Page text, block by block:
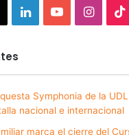
LinkedInYouTube
Symphonia de la
nacional e internacional
marca el cierre del